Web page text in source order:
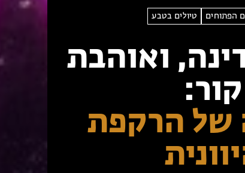
הפתוחים טיולים בטבע
ואוהבת
קור:
של הרקפת